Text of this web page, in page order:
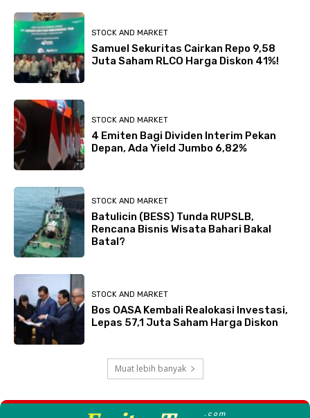
STOCK AND MARKET
Samuel Sekuritas Cairkan Repo 9,58
Juta Saham RLCO Harga Diskon 41%!
STOCK AND MARKET
4 Emiten Bagi Dividen Interim Pekan
Depan, Ada Yield Jumbo 6,82%
STOCK AND MARKET
Batulicin (BESS) Tunda RUPSLB,
Rencana Bisnis Wisata Bahari Bakal
Batal?
STOCK AND MARKET
Bos OASA Kembali Realokasi Investasi,
Lepas 57,1 Juta Saham Harga Diskon
Muat lebih banyak
.com